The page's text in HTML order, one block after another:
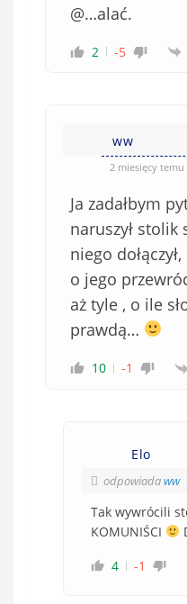
@…alać.
2 -5
ww
2 miesięcy temu
Ja zadałbym
naruszył
niego
o jego
aż tyle , o ile
prawdą…
10 -1
Elo
odpowiadaww
Tak wywrócili
KOMUNIŚCI
4
-1